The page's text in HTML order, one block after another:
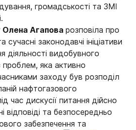
громадськості та ЗМІ
Олена Агапова розповіла про
сучасні законодавчі ініціативи
діяльності видобувного
проблем, яка активно
заходу був розподіл
нафтогазового
час дискусії питання дійсно
відповіді та безпосередньо
забезпечення та